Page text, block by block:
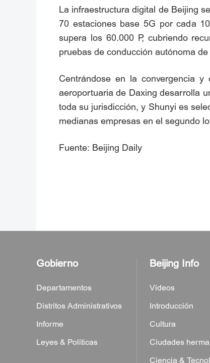
La infraestructura digital de Beijing
70 estaciones base 5G por cada
supera los 60.000 P, cubriendo
pruebas de conducción autónoma
Centrándose en la convergencia
aeroportuaria de Daxing desarrolla
toda su jurisdicción, y Shunyi es
medianas empresas en el segundo
Fuente: Beijing Daily
Gobierno
Departamentos
Distritos Administrativos
Informe
Leyes & Políticas
Beijing Info
Vídeos
Introducción
Cultura
Ciudades
Ciencia &